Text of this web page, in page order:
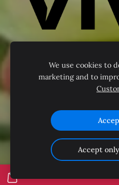
We use cookies to
marketing and to
Accept